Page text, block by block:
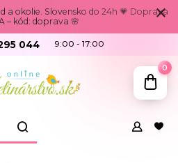
a okolie. Slovensko do 24h 💗 Doprava
– kód: doprava 🌸
044 9:00 - 17:00
0